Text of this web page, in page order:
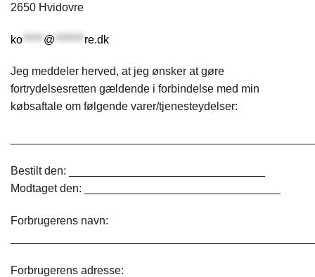
2650 Hvidovre
ko ***** @ ******* re.dk
Jeg meddeler herved, at jeg ønsker at gøre
fortrydelsesretten gældende i forbindelse med min
købsaftale om følgende varer/tjenesteydelser:
Bestilt den: _______________________________
Modtaget den: _______________________________
Forbrugerens navn:
Forbrugerens adresse: